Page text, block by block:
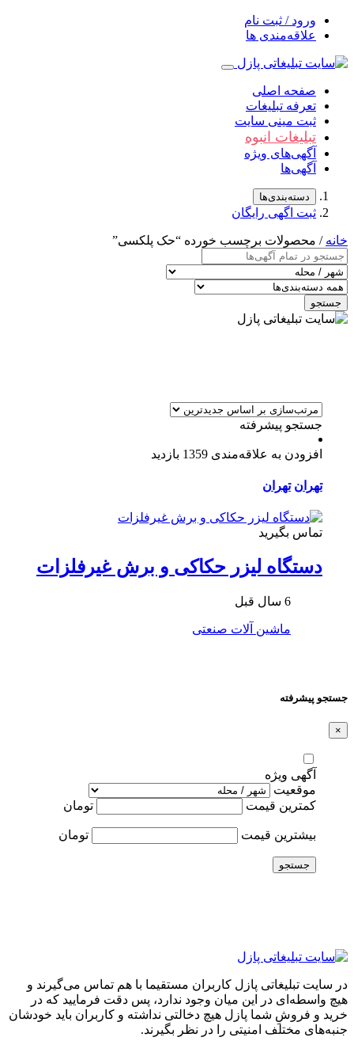
ورود / ثبت نام
علاقه‌مندی ها
صفحه اصلی
تعرفه تبلیغات
ثبت مینی سایت
تبلیغات انبوه
آگهی‌های ویژه
آگهی‌ها
دسته‌بندی‌ها
ثبت اگهی رایگان
خانه / محصولات برچسب خورده “حک پلکسی”
جستجو
جستجو پیشرفته
افزودن به علاقه‌مندی 1359 بازدید
تهران تهران
تماس بگیرید
دستگاه لیزر حکاکی و برش غیرفلزات
6 سال قبل
ماشین آلات صنعتی
جستجو پیشرفته
×
آگهی ویژه
موقعیت
کمترین قیمت
تومان
بیشترین قیمت تومان
جستجو
در سایت تبلیغاتی پازل کاربران مستقیما با هم تماس می‌گیرند و
هیچ واسطه‌ای در این میان وجود ندارد، پس دقت فرمایید که در
خرید و فروشِ شما پازل هیچ دخالتی نداشته و کاربران باید خودشان
جنبه‌های مختلف امنیتی را در نظر بگیرند.